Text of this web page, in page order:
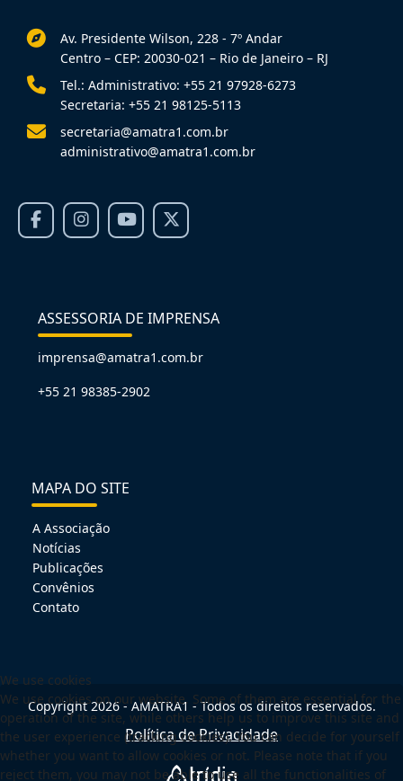
Av. Presidente Wilson, 228 - 7º Andar
Centro – CEP: 20030-021 – Rio de Janeiro – RJ
Tel.: Administrativo: +55 21 97928-6273
Secretaria: +55 21 98125-5113
secretaria@amatra1.com.br
administrativo@amatra1.com.br
ASSESSORIA DE IMPRENSA
imprensa@amatra1.com.br
+55 21 98385-2902
MAPA DO SITE
A Associação
Notícias
Publicações
Convênios
Contato
Copyright 2026 - AMATRA1 - Todos os direitos reservados.
Política de Privacidade
We use cookies
We use cookies on our website. Some of them are essential for the
operation of the site, while others help us to improve this site and
the user experience (tracking cookies). You can decide for yourself
whether you want to allow cookies or not. Please note that if you
reject them, you may not be able to use all the functionalities of